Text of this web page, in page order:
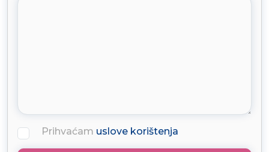
Prihvaćam uslove korištenja